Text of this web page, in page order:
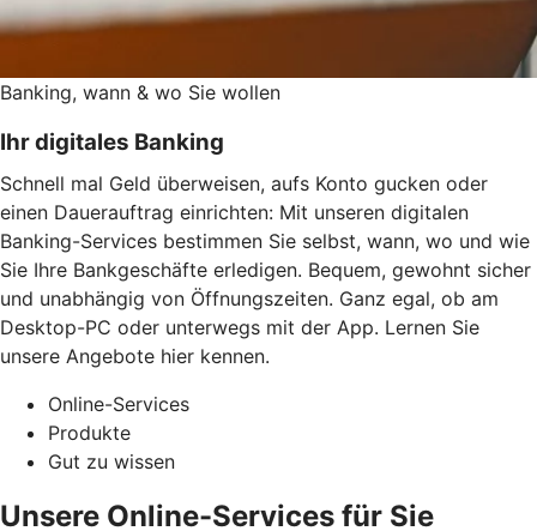
Banking, wann & wo Sie wollen
Ihr digitales Banking
Schnell mal Geld überweisen, aufs Konto gucken oder
einen Dauerauftrag einrichten: Mit unseren digitalen
Banking-Services bestimmen Sie selbst, wann, wo und wie
Sie Ihre Bankgeschäfte erledigen. Bequem, gewohnt sicher
und unabhängig von Öffnungszeiten. Ganz egal, ob am
Desktop-PC oder unterwegs mit der App. Lernen Sie
unsere Angebote hier kennen.
Online-Services
Produkte
Gut zu wissen
Unsere Online-Services für Sie